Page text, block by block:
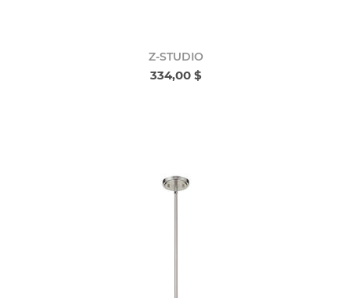
Z-STUDIO
334,00 $